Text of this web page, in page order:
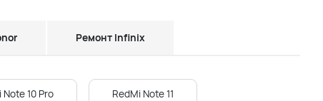
Ремонт Infinix
Note 10 Pro RedMi Note 11